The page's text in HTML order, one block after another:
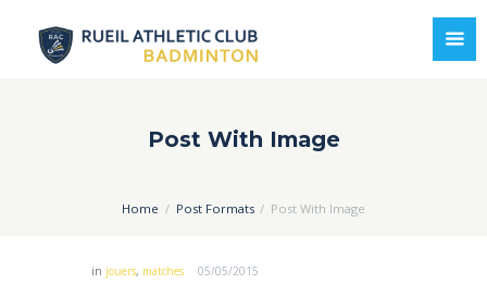
Post With Image
Home Post Formats Post With Image
in jouers, matches 05/05/2015